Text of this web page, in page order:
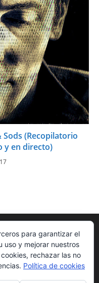
Sods (Recopilatorio
y en directo)
para garantizar el
uso y mejorar nuestros
rechazar las no
Política de cookies